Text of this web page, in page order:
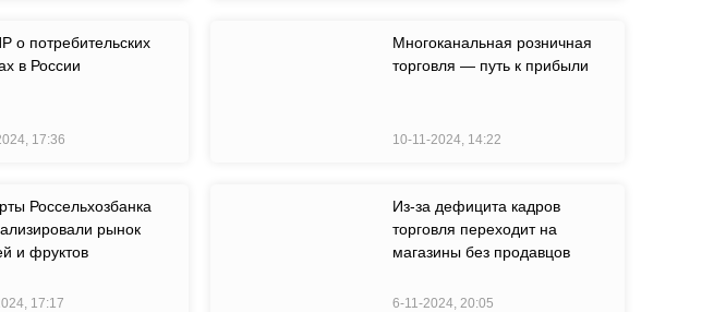
о потребительских
в России
17:36
Россельхозбанка
рынок
и фруктов
17:17
Многоканальная розничная
торговля — путь к прибыли
10-11-2024, 14:22
Из-за дефицита кадров
торговля переходит на
магазины без продавцов
6-11-2024, 20:05